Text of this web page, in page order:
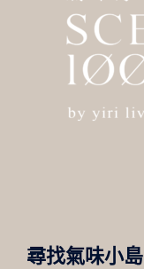
尋找氣味小島